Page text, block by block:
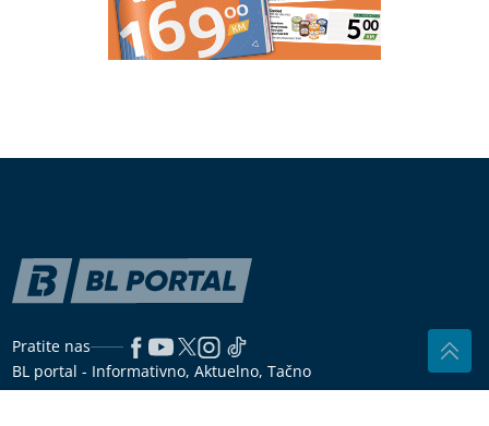
Vitamin A nije samo za bolji vid: Evo zašto je jedan
od najvažnijih vitamina za organizam